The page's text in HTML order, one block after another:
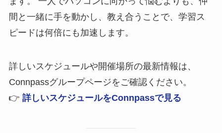
間と一緒に手を動かし、教え合うことで、学習ス
ピードは何倍にも加速します。
詳しいスケジュールや開催場所の最新情報は、
Connpassグループページをご確認ください。
👉 詳しいスケジュールをConnpassで見る